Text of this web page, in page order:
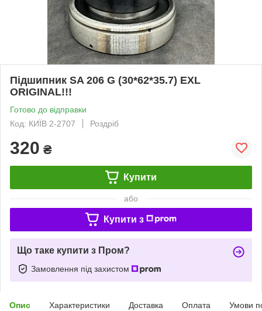
Підшипник SA 206 G (30*62*35.7) EXL
ORIGINAL!!!
Готово до відправки
Код: КИЇВ 2-2707
Роздріб
320 ₴
Купити
або
Купити з
Що таке купити з Пром?
Замовлення під захистом
Опис Характеристики Доставка Оплата Умови